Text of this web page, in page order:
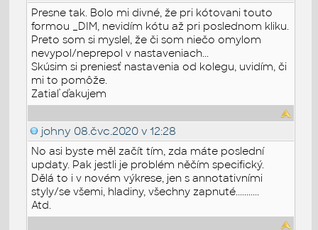
Presne tak. Bolo mi divné, že pri kótovani touto
formou _DIM, nevidím kótu až pri poslednom kliku.
Preto som si myslel, že či som niečo omylom
nevypol/neprepol v nastaveniach...
Skúsim si preniesť nastavenia od kolegu, uvidím, či
mi to pomôže.
Zatiaľ ďakujem
johny 08.čvc.2020 v 12:28
No asi byste měl začít tím, zda máte poslední
updaty. Pak jestli je problém něčím specifický.
Dělá to i v novém výkrese, jen s annotativními
styly/se všemi, hladiny, všechny zapnuté...........
Atd.